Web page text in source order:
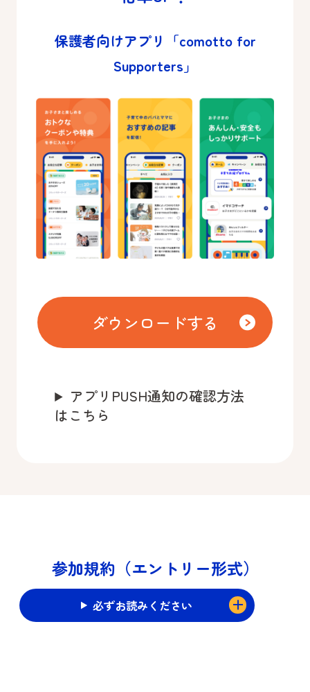
保護者向けアプリ「comotto for
Supporters」
ダウンロードする
アプリPUSH通知の確認方法
はこちら
参加規約（エントリー形式）
必ずお読みください